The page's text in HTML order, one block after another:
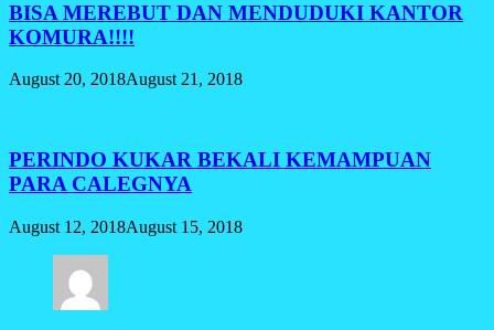
BISA MEREBUT DAN MENDUDUKI KANTOR
KOMURA!!!!
August 20, 2018August 21, 2018
PERINDO KUKAR BEKALI KEMAMPUAN
PARA CALEGNYA
August 12, 2018August 15, 2018